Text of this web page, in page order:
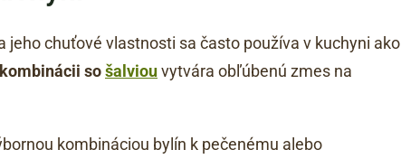
chuťové vlastnosti sa často používa v kuchyni ako
sošalviouvytvára obľúbenú zmes na
kombináciou bylín k pečenému alebo